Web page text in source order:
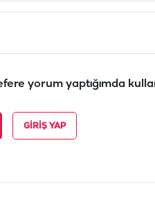
yorum yaptığımda
GIRIŞ YAP